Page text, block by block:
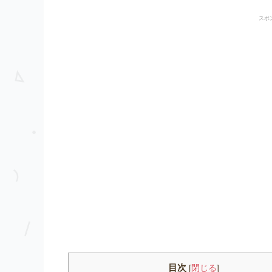
スポ
目次 [閉じる]